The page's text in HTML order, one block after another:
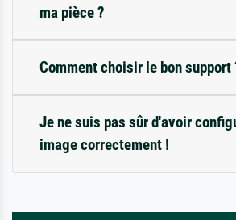
ma pièce ?
Comment choisir le bon support
Je ne suis pas sûr d'avoir
image correctement !